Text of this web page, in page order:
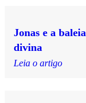
Jonas e a
divina
Leia o artigo